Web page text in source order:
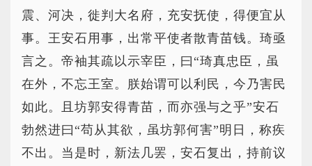
震、河决，徙判大名府，充安抚使，得便宜从
事。王安石用事，出常平使者散青苗钱。琦亟
言之。帝袖其疏以示宰臣，曰“琦真忠臣，虽
在外，不忘王室。朕始谓可以利民，今乃害民
如此。且坊郭安得青苗，而亦强与之乎”安石
勃然进曰“苟从其欲，虽坊郭何害”明日，称疾
不出。当是时，新法几罢，安石复出，持前议